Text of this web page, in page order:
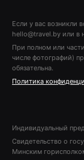
Если у вас возникли
hello@travel.by или в
При полном или
числе фотографий)
обязательна.
Политика
Индивидуальный
Свидетельство о
Минским